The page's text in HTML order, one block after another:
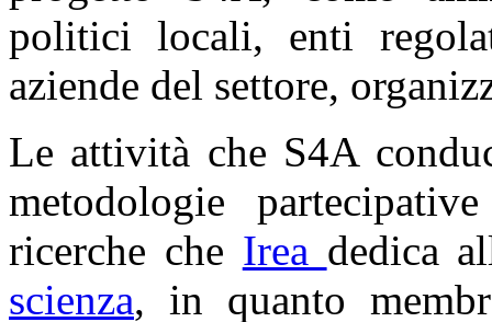
politici locali, enti
aziende del settore,
Le attività che S4A
metodologie
ricerche che Irea dedica
scienza, in quanto